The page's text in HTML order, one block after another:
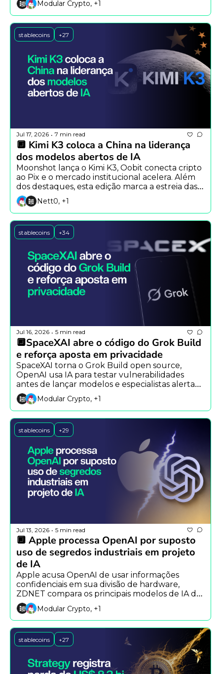
Modular Crypto, +1
stablecoins +27
Jul 17, 2026 • 7 min read
🔲 Kimi K3 coloca a China na liderança
dos modelos abertos de IA
Moonshot lança o Kimi K3, Oobit conecta cripto
ao Pix e o mercado institucional acelera. Além
dos destaques, esta edição marca a estreia das
seções Caixa de Ferramentas e Carreiras &
Oportunidades.
Nett0, +1
stablecoins +34
Jul 16, 2026 • 5 min read
🔲SpaceXAI abre o código do Grok Build
e reforça aposta em privacidade
SpaceXAI torna o Grok Build open source,
OpenAI usa IA para testar vulnerabilidades
antes de lançar modelos e especialistas alertam
para impactos econômicos da IA.
Modular Crypto, +1
stablecoins +29
Jul 13, 2026 • 5 min read
🔲 Apple processa OpenAI por suposto
uso de segredos industriais em projeto
de IA
Apple acusa OpenAI de usar informações
confidenciais em sua divisão de hardware,
ZDNET compara os principais modelos de IA de
2026 e Ethereum mostra que humanos ainda
são essenciais na segurança.
Modular Crypto, +1
stablecoins +27